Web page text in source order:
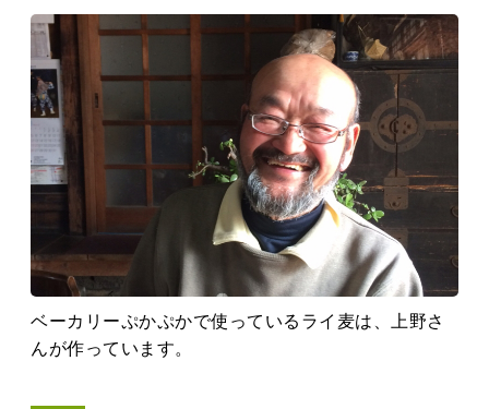
ベーカリーぷかぷかで使っているライ麦は、上野さ
んが作っています。